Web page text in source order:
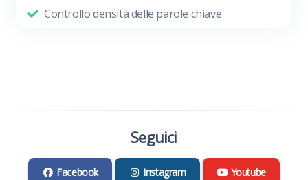
Controllo densità delle parole chiave
Seguici
Facebook Instagram Youtube